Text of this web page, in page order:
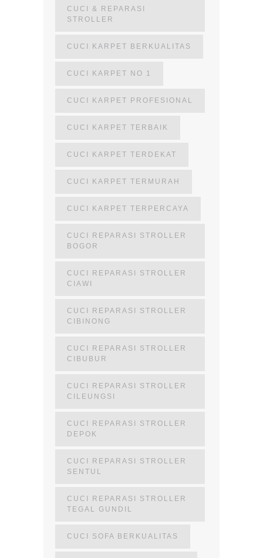
CUCI & REPARASI
STROLLER
CUCI KARPET BERKUALITAS
CUCI KARPET NO 1
CUCI KARPET PROFESIONAL
CUCI KARPET TERBAIK
CUCI KARPET TERDEKAT
CUCI KARPET TERMURAH
CUCI KARPET TERPERCAYA
CUCI REPARASI STROLLER
BOGOR
CUCI REPARASI STROLLER
CIAWI
CUCI REPARASI STROLLER
CIBINONG
CUCI REPARASI STROLLER
CIBUBUR
CUCI REPARASI STROLLER
CILEUNGSI
CUCI REPARASI STROLLER
DEPOK
CUCI REPARASI STROLLER
SENTUL
CUCI REPARASI STROLLER
TEGAL GUNDIL
CUCI SOFA BERKUALITAS